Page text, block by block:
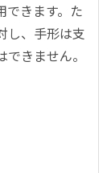
できます。た
し、手形は支
きません。